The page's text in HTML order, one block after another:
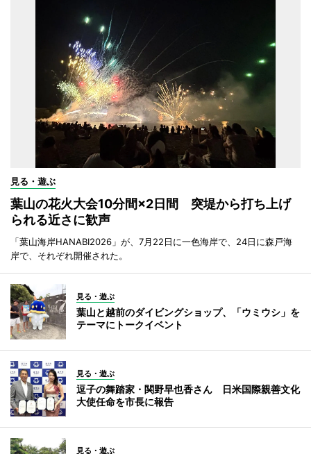
見る・遊ぶ
葉山の花火大会10分間×2日間 突堤から打ち上げ
られる近さに歓声
「葉山海岸HANABI2026」が、7月22日に一色海岸で、24日に森戸海
岸で、それぞれ開催された。
見る・遊ぶ
葉山と越前のダイビングショップ、「ウミウシ」を
テーマにトークイベント
見る・遊ぶ
逗子の舞踏家・関野早也香さん 日米国際親善文化
大使任命を市長に報告
見る・遊ぶ